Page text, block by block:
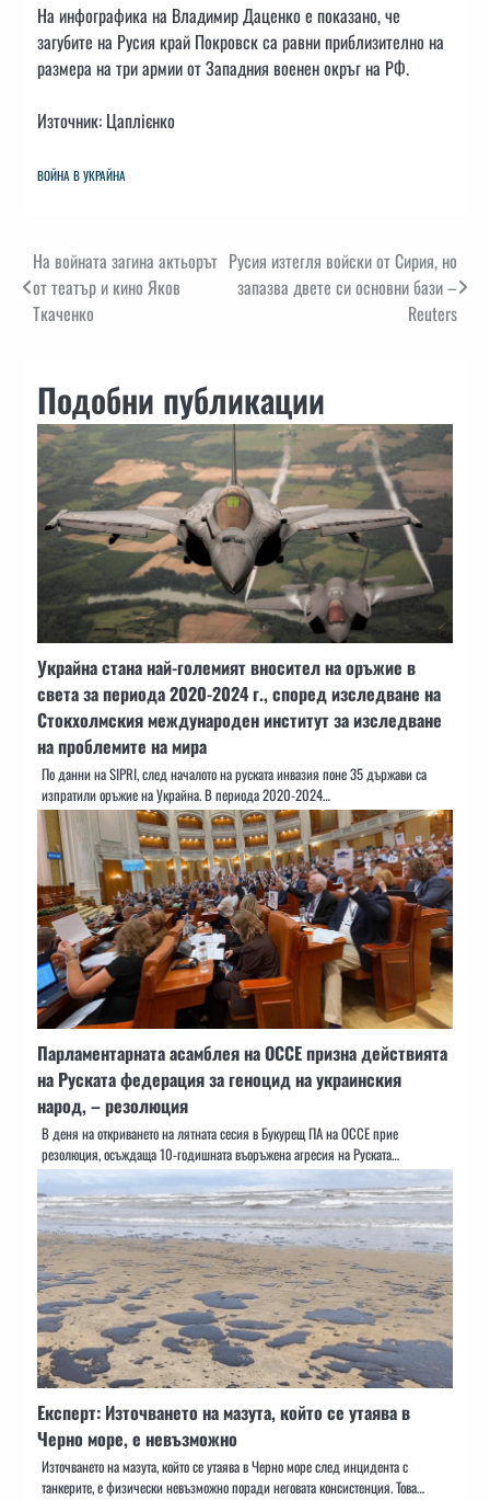
На инфографика на Владимир Даценко е показано, че
загубите на Русия край Покровск са равни приблизително на
размера на три армии от Западния военен окръг на РФ.
Източник: Цаплієнко
ВОЙНА В УКРАЙНА
Навигация
На войната загина актьорът
от театър и кино Яков
Ткаченко
Русия изтегля войски от Сирия, но
запазва двете си основни бази –
Reuters
Подобни публикации
Украйна стана най-големият вносител на оръжие в
света за периода 2020-2024 г., според изследване на
Стокхолмския международен институт за изследване
на проблемите на мира
По данни на SIPRI, след началото на руската инвазия поне 35 държави са
изпратили оръжие на Украйна. В периода 2020-2024…
Парламентарната асамблея на ОССЕ призна действията
на Руската федерация за геноцид на украинския
народ, – резолюция
В деня на откриването на лятната сесия в Букурещ ПА на ОССЕ прие
резолюция, осъждаща 10-годишната въоръжена агресия на Руската…
Експерт: Източването на мазута, който се утаява в
Черно море, е невъзможно
Източването на мазута, който се утаява в Черно море след инцидента с
танкерите, е физически невъзможно поради неговата консистенция. Това…